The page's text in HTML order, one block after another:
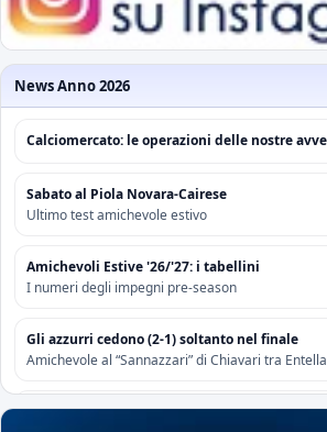
News Anno 2026
Calciomercato: le operazioni delle nostre
Sabato al Piola Novara-Cairese
Ultimo test amichevole estivo
Amichevoli Estive '26/'27: i tabellini
I numeri degli impegni pre-season
Gli azzurri cedono (2-1) soltanto nel finale
Amichevole al “Sannazzari” di Chiavari tra
Risoluzione contrattuale con Attanasio e